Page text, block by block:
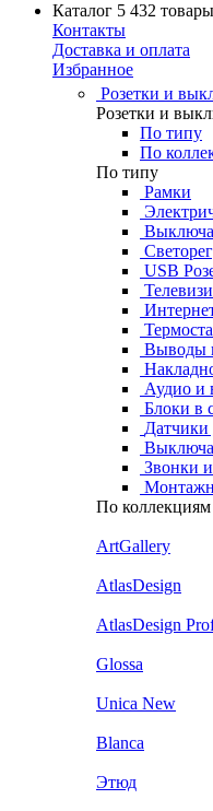
Каталог 5 432 товары
Контакты
Доставка и оплата
Избранное
Розетки и
Розетки и
По типу
По
По типу
Рамки
USB
Выводы
Аудио и
Блоки в
Звонки
По коллекциям
ArtGallery
AtlasDesign
AtlasDesign
Glossa
Unica New
Blanca
Этюд